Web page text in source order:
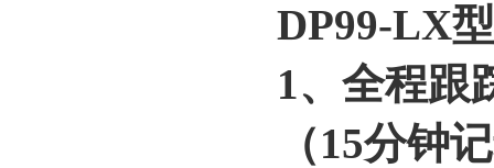
DP99-LX
1、全程跟
（15分钟